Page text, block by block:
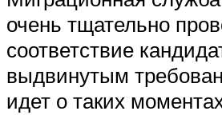
очень тщательно
соответствие
выдвинутым
идет о таких